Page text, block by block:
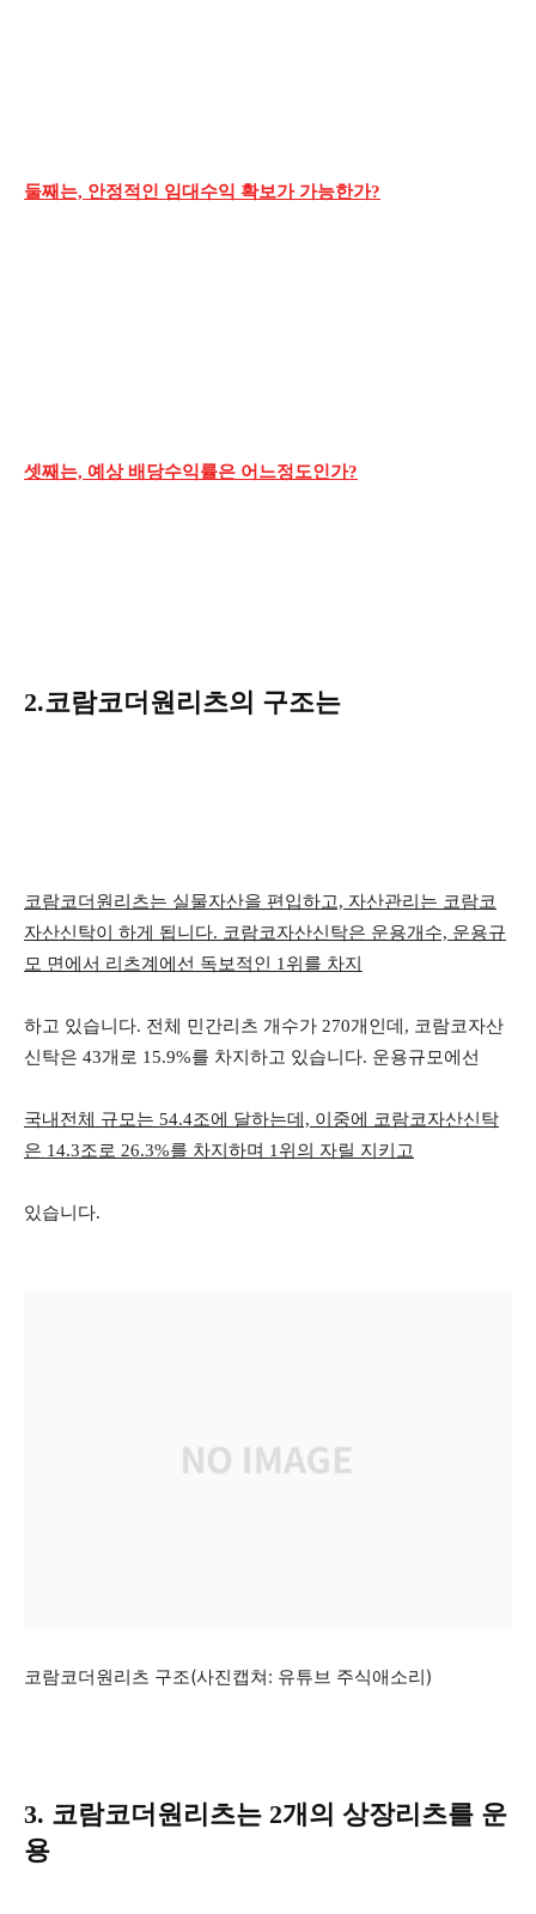
둘째는, 안정적인 임대수익 확보가 가능한가?
셋째는, 예상 배당수익률은 어느정도인가?
2.코람코더원리츠의 구조는
코람코더원리츠는 실물자산을 편입하고, 자산관리는 코람코
자산신탁이 하게 됩니다. 코람코자산신탁은 운용개수, 운용규
모 면에서 리츠계에선 독보적인 1위를 차지
하고 있습니다. 전체 민간리츠 개수가 270개인데, 코람코자산
신탁은 43개로 15.9%를 차지하고 있습니다. 운용규모에선
국내전체 규모는 54.4조에 달하는데, 이중에 코람코자산신탁
은 14.3조로 26.3%를 차지하며 1위의 자릴 지키고
있습니다.
코람코더원리츠 구조(사진캡쳐: 유튜브 주식애소리)
3. 코람코더원리츠는 2개의 상장리츠를 운
용